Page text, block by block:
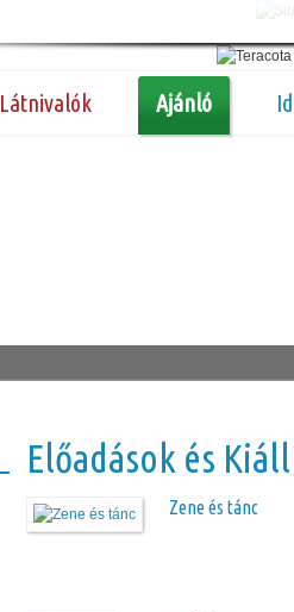
Látnivalók Ajánló
Előadások és
Zene és tánc